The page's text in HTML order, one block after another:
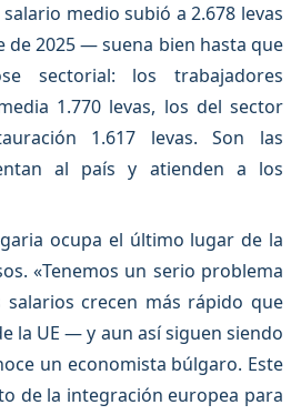
medio subió a 2.678 levas
2025 — suena bien hasta que
sectorial: los trabajadores
1.770 levas, los del sector
1.617 levas. Son las
al país y atienden a los
ocupa el último lugar de la
«Tenemos un serio problema
crecen más rápido que
la UE — y aun así siguen siendo
un economista búlgaro. Este
de la integración europea para